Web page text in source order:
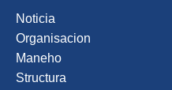
Noticia
Organisacion
Maneho
Structura